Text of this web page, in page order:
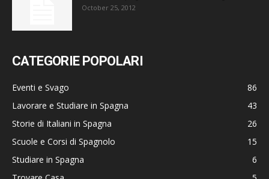
October 25, 2012
CATEGORIE POPOLARI
Eventi e Svago
86
Lavorare e Studiare in Spagna
43
Storie di Italiani in Spagna
26
Scuole e Corsi di Spagnolo
15
Studiare in Spagna
6